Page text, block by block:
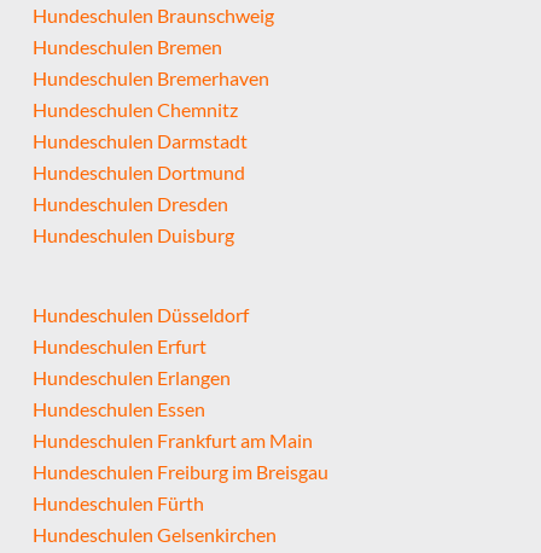
Hundeschulen Braunschweig
Hundeschulen Bremen
Hundeschulen Bremerhaven
Hundeschulen Chemnitz
Hundeschulen Darmstadt
Hundeschulen Dortmund
Hundeschulen Dresden
Hundeschulen Duisburg
Hundeschulen Düsseldorf
Hundeschulen Erfurt
Hundeschulen Erlangen
Hundeschulen Essen
Hundeschulen Frankfurt am Main
Hundeschulen Freiburg im Breisgau
Hundeschulen Fürth
Hundeschulen Gelsenkirchen